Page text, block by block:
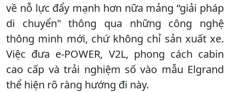
về nỗ lực đẩy mạnh hơn nữa mảng “giải pháp
di chuyển" thông qua những công nghệ
thông minh mới, chứ không chỉ sản xuất xe.
Việc đưa e-POWER, V2L, phong cách cabin
cao cấp và trải nghiệm số vào mẫu Elgrand
thể hiện rõ ràng hướng đi này.